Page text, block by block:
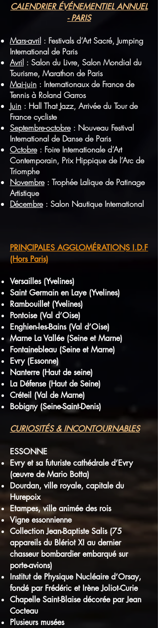
CALENDRIER ÉVÉNEMENTIEL ANNUEL
- PARIS
Mars-avril : Festivals d’Art Sacré, Jumping
International de Paris
Avril : Salon du Livre, Salon Mondial du
Tourisme, Marathon de Paris
Mai-juin : Internationaux de France de
Tennis à Roland Garros
Juin : Hall That Jazz, Arrivée du Tour de
France cycliste
Septembre-octobre: Nouveau Festival
International de Danse de Paris
Octobre: Foire Internationale d’Art
Contemporain, Prix Hippique de l’Arc de
Triomphe
Novembre: Trophée Lalique de Patinage
Artistique
Décembre: Salon Nautique International
PRINCIPALES AGGLOMÉRATIONS I.D.F
(Hors Paris)
Versailles (Yvelines)
Saint Germain en Laye (Yvelines)
Rambouillet (Yvelines)
Pontoise (Val d’Oise)
Enghien-les-Bains (Val d’Oise)
Marne La Vallée (Seine et Marne)
Fontainebleau (Seine et Marne)
Evry (Essonne)
Nanterre (Haut de seine)
La Défense (Haut de Seine)
Créteil (Val de Marne)
Bobigny (Seine-Saint-Denis)
CURIOSITÉS & INCONTOURNABLES
ESSONNE
Evry et sa futuriste cathédrale d’Evry
(œuvre de Mario Botta)
Dourdan, ville royale, capitale du
Hurepoix
Etampes, ville animée des rois
Vigne essonnienne
Collection Jean-Baptiste Salis (75
appareils du Blériot XI au dernier
chasseur bombardier embarqué sur
porte-avions)
Institut de Physique Nucléaire d’Orsay,
fondé par Frédéric et Irène Joliot-Curie
Chapelle Saint-Blaise décorée par Jean
Cocteau
Plusieurs musées